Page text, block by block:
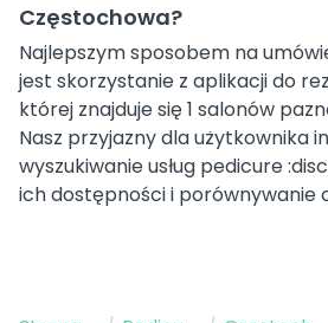
Częstochowa?
Najlepszym sposobem na
jest skorzystanie z aplikacji do
której znajduje się 1 salonów
Nasz przyjazny dla użytkownika
wyszukiwanie usług pedicure
ich dostępności i porównywanie